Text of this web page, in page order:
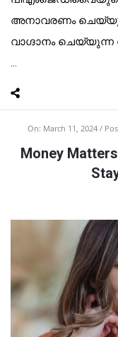
അനാവരണം
വാഗ്ദാനം
...
On: March 11, 2024
Money